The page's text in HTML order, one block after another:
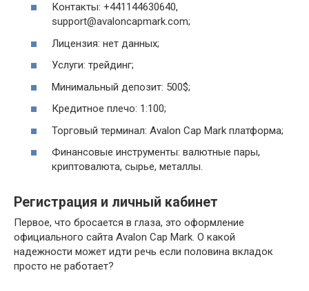
Контакты: +441144630640,
support@avaloncapmark.com;
Лицензия: нет данных;
Услуги: трейдинг;
Минимальный депозит: 500$;
Кредитное плечо: 1:100;
Торговый терминал: Avalon Cap Mark платформа;
Финансовые инструменты: валютные пары,
криптовалюта, сырье, металлы.
Регистрация и личный кабинет
Первое, что бросается в глаза, это оформление
официального сайта Avalon Cap Mark. О какой
надежности может идти речь если половина вкладок
просто не работает?